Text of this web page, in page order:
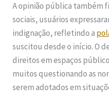
A opinião pública também
sociais, usuários
indignação, refletindo a
suscitou desde o início. O
direitos em espaços
muitos questionando as
serem adotados em